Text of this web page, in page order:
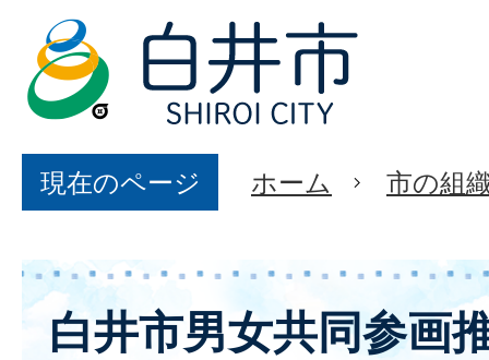
現在のページ ホーム 市の組
白井市男女共同参画